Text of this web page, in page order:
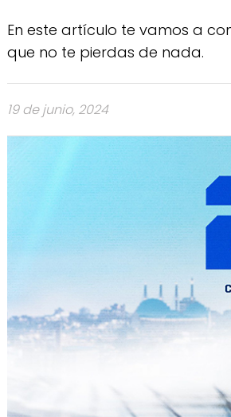
En este artículo te vamos a
que no te pierdas de nada.
19 de junio, 2024